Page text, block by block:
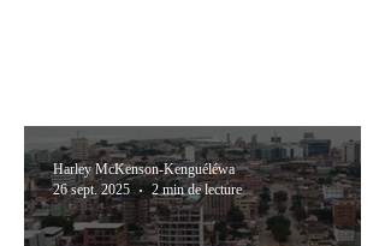
Harley McKenson-Kenguéléwa
26 sept. 2025
2 min de lecture